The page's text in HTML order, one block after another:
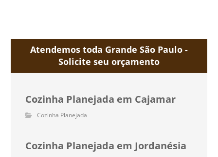
Atendemos toda Grande São Paulo -
Solicite seu orçamento
Cozinha Planejada em Cajamar
Cozinha Planejada
Cozinha Planejada em Jordanésia